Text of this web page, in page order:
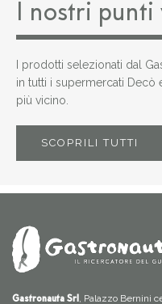
I nostri punti
I prodotti selezionati dal
in tutti i supermercati Decò
più vicino.
SCOPRILI TUTTI
Gastronauta Srl, Palazzo Bernini